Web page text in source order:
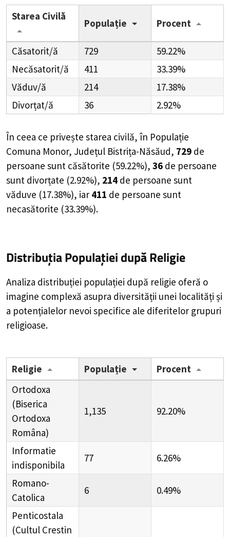
Starea Civilă
Populație Procent
Căsatorit/ă 729
59.22%
Necăsatorit/ă
411
33.39%
Văduv/ă
214
17.38%
Divorțat/ă
36 2.92%
În ceea ce privește starea civilă, în Populație
Comuna Monor, Județul Bistrița-Năsăud, 729 de
persoane sunt căsătorite (59.22%), 36 de persoane
sunt divorțate (2.92%), 214 de persoane sunt
văduve (17.38%), iar 411 de persoane sunt
necasătorite (33.39%).
Distribuția Populațieidupă Religie
Analiza distribuției populației după religie oferă o
imagine complexă asupra diversității unei localități și
a potențialelor nevoi specifice ale diferitelor grupuri
religioase.
Religie Populație
Procent
Ortodoxa
(Biserica
Ortodoxa
Româna)
1,135 92.20%
Informatie
indisponibila
77 6.26%
Romano-
Catolica
6 0.49%
Penticostala
(Cultul Crestin